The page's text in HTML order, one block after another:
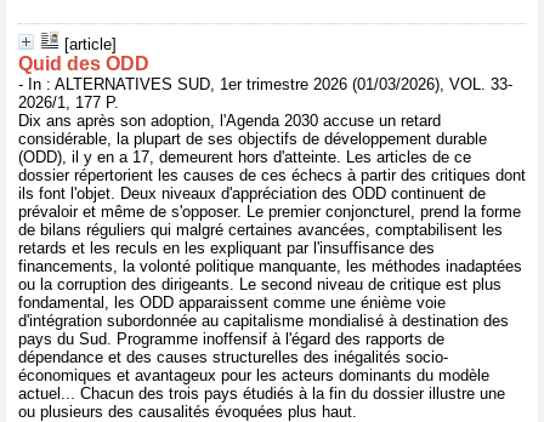
[article]
Quid des ODD
- In : ALTERNATIVES SUD, 1er trimestre 2026 (01/03/2026), VOL. 33-
2026/1, 177 P.
Dix ans après son adoption, l'Agenda 2030 accuse un retard
considérable, la plupart de ses objectifs de développement durable
(ODD), il y en a 17, demeurent hors d'atteinte. Les articles de ce
dossier répertorient les causes de ces échecs à partir des critiques dont
ils font l'objet. Deux niveaux d'appréciation des ODD continuent de
prévaloir et même de s'opposer. Le premier conjoncturel, prend la forme
de bilans réguliers qui malgré certaines avancées, comptabilisent les
retards et les reculs en les expliquant par l'insuffisance des
financements, la volonté politique manquante, les méthodes inadaptées
ou la corruption des dirigeants. Le second niveau de critique est plus
fondamental, les ODD apparaissent comme une énième voie
d'intégration subordonnée au capitalisme mondialisé à destination des
pays du Sud. Programme inoffensif à l'égard des rapports de
dépendance et des causes structurelles des inégalités socio-
économiques et avantageux pour les acteurs dominants du modèle
actuel... Chacun des trois pays étudiés à la fin du dossier illustre une
ou plusieurs des causalités évoquées plus haut.